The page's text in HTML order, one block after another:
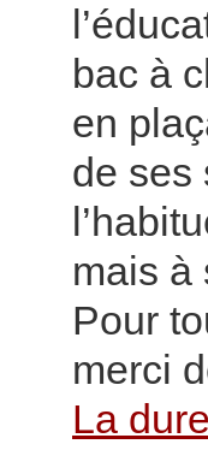
bac à
en
de ses
mais à
Pour
merci
La